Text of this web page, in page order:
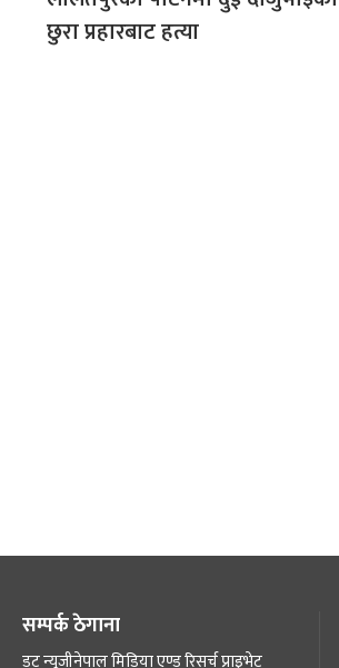
छुरा प्रहारबाट हत्या
सम्पर्क ठेगाना
डट न्यूजीनेपाल मिडिया एण्ड रिसर्च प्राइभेट